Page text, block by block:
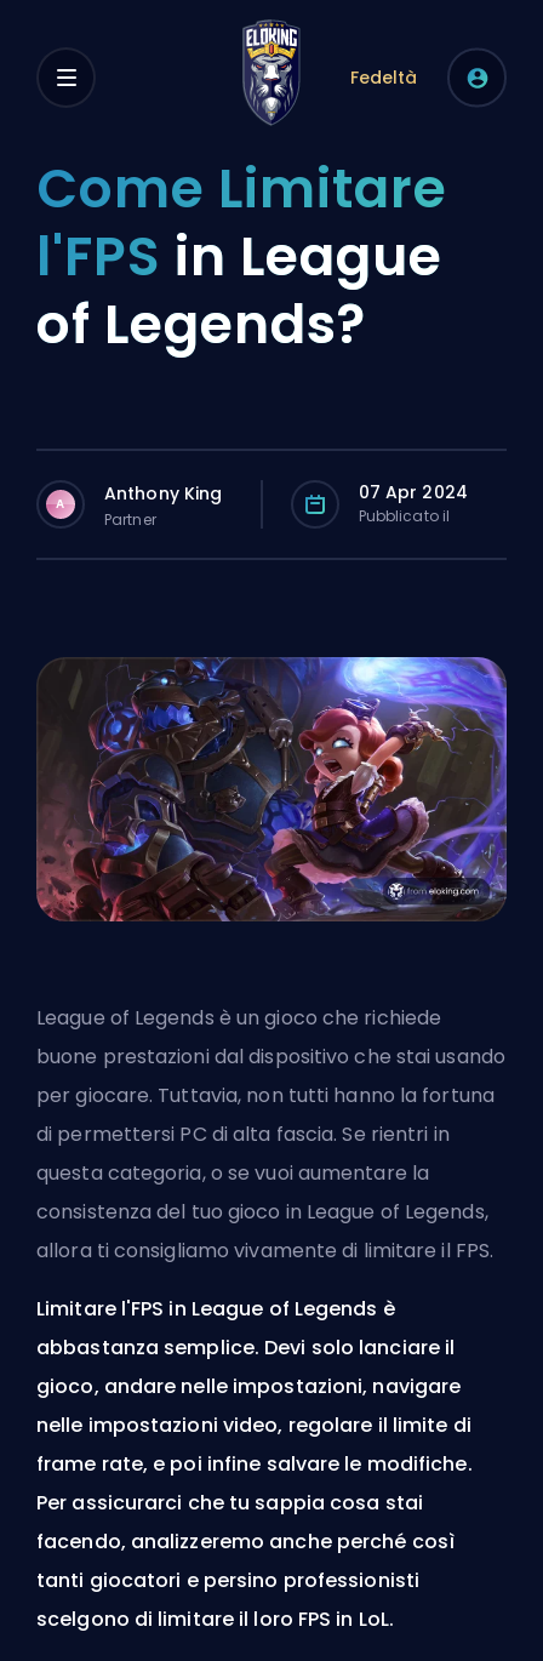
Fedeltà
Come Limitare
l'FPS in League
of Legends?
A Anthony King
Partner
07 Apr 2024
Pubblicato il
League of Legends è un gioco che richiede
buone prestazioni dal dispositivo che stai usando
per giocare. Tuttavia, non tutti hanno la fortuna
di permettersi PC di alta fascia. Se rientri in
questa categoria, o se vuoi aumentare la
consistenza del tuo gioco in League of Legends,
allora ti consigliamo vivamente di limitare il FPS.
Limitare l'FPS in League of Legends è
abbastanza semplice. Devi solo lanciare il
gioco, andare nelle impostazioni, navigare
nelle impostazioni video, regolare il limite di
frame rate, e poi infine salvare le modifiche.
Per assicurarci che tu sappia cosa stai
facendo, analizzeremo anche perché così
tanti giocatori e persino professionisti
scelgono di limitare il loro FPS in LoL.